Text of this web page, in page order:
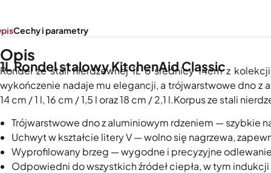
1L Rondel stalowy KitchenAid Classic
Cechy i parametry
Opis
Rondel ze stali nierdzewnej 1L o średnicy 14cm z
wykończenie nadaje mu elegancji, a trójwarstwowe dno z
14 cm / 1 l, 16 cm / 1,5 l oraz 18 cm / 2,1 l.Korpus ze stali
Trójwarstwowe dno z aluminiowym rdzeniem — szybkie
Uchwyt w kształcie litery V — wolno się nagrzewa,
Wyprofilowany brzeg — wygodne i precyzyjne
Odpowiedni do wszystkich źródeł ciepła, w tym indukcji